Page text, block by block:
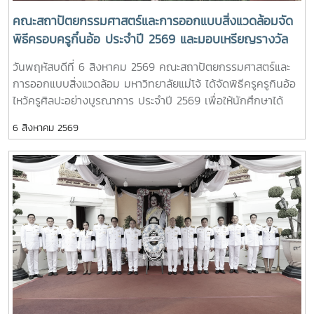
Eng Chye อธิการบดีมหาวิทยาลัยแห่งชาติสิงคโปร์ Professor
Yang Bin รองประธานสภามหาวิทยาลัยชิงหวา ตลอดจนประธาน
ที่ประชุมอธิการบดี ทั้ง 4 แห่ง ได้แก่ ที่ประชุมอธิการบดีแห่ง
ประเทศไทย (ทปอ.) ที่ประชุมอธิการบดีมหาวิทยาลัยราชภัฏ
(ทปอ.มรภ.) ที่ประชุมอธิการบดีมหาวิทยาลัยเทคโนโลยีราชมงคล
(ทปอ.มทร.) สมาคมสถาบันอุดมศึกษาเอกชนแห่งประเทศไทย
Reinventing University ผ่านปาฐกถาจากวิทยากรต่างประเทศ
การเสวนาเชิงยุทธศาสตร์ของผู้นำเครือข่ายอุดมศึกษา การนำ
เสนอกรณีศึกษาการประยุกต์ใช้ AI และนวัตกรรมจากภาคเอกชน
รวมถึงกิจกรรม Forum-to-Action เพื่อร่วมกำหนดข้อเสนอเชิง
นโยบายและแผนปฏิบัติการในการขับเคลื่อนมหาวิทยาลัยไทยใน
อนาคตการเข้าร่วมประชุมในครั้งนี้มหาวิทยาลัยแม่โจ้ติดตาม
ทิศทางการเปลี่ยนแปลงของการอุดมศึกษาไทย พร้อมแลกเปลี่ยน
องค์ความรู้และสร้างความร่วมมือกับเครือข่ายสถาบันอุดมศึกษา
ทั่วประเทศ เพื่อร่วมกันพัฒนามหาวิทยาลัยไทยให้ก้าวทันการ
เปลี่ยนแปลงของโลกยุคดิจิทัล และยกระดับศักยภาพด้านการ
ศึกษา วิจัย และนวัตกรรมอย่างยั่งยืน
คณะสถาปัตยกรรมศาสตร์และการออกแบบสิ่งแวดล้อมจัด
พิธีครอบครูกิ๋นอ้อ ประจำปี 2569 และมอบเหรียญรางวัล
เรียนดี เกียรติบัตรแก่นักศึกษาที่สร้างชื่อเสียง เพื่อสืบสาน
ประเพณีอันทรงคุณค่า แสดงความเคารพต่อครูบาอาจารย์
และความเป็นสิริมงคลก่อนเริ่มต้นเส้นทางแห่งการเรียนรู้
วันพฤหัสบดีที่ 6 สิงหาคม 2569 คณะสถาปัตยกรรมศาสตร์และ
การออกแบบสิ่งแวดล้อม มหาวิทยาลัยแม่โจ้ ได้จัดพิธีครูครูกินอ้อ
ไหว้ครูศิลปะอย่างบูรณาการ ประจำปี 2569 เพื่อให้นักศึกษาได้
เกิดตระหนักถึงความสำคัญของศิลปวัฒนธรรมไทย และอนุรักษ์
สืบสาน และเผยแพร่ ศิลปวัฒนธรรมท้องถิ่นแบบล้านนา ตลอดจน
เป็นการเสริมสร้างขวัญและกำลังใจให้กับนักศึกษาคณะ
สถาปัตยกรรมศาสตร์และการออกแบบสิ่งแวดล้อมทั้งนี้ได้รับ
เกียรติจาก รองศาสตราจารย์ ดร.เกรียงศักดิ์ ศรีเงินยวง รอง
อธิการบดี เป็นประธานในพิธี และกล่าวรายงานความเป็นมาและ
ความสำคัญของพิธีครอบครูกิ๋นอ้อ โดย อาจารย์ ดร.โชคอนันต์
วาณิชย์เลิศธนาสาร คณบดีคณะสถาปัตยกรรมฯ และทำพิธีครอบ
ครูกิ๋นอ้อแบบล้านนา รวมทั้งได้มอบเหรียญรางวัลเรียนดี เกียรติ
บัตรแก่นักศึกษาที่สร้างชื่อเสียงแก่คณะและมหาวิทยาลัย
6 สิงหาคม 2569